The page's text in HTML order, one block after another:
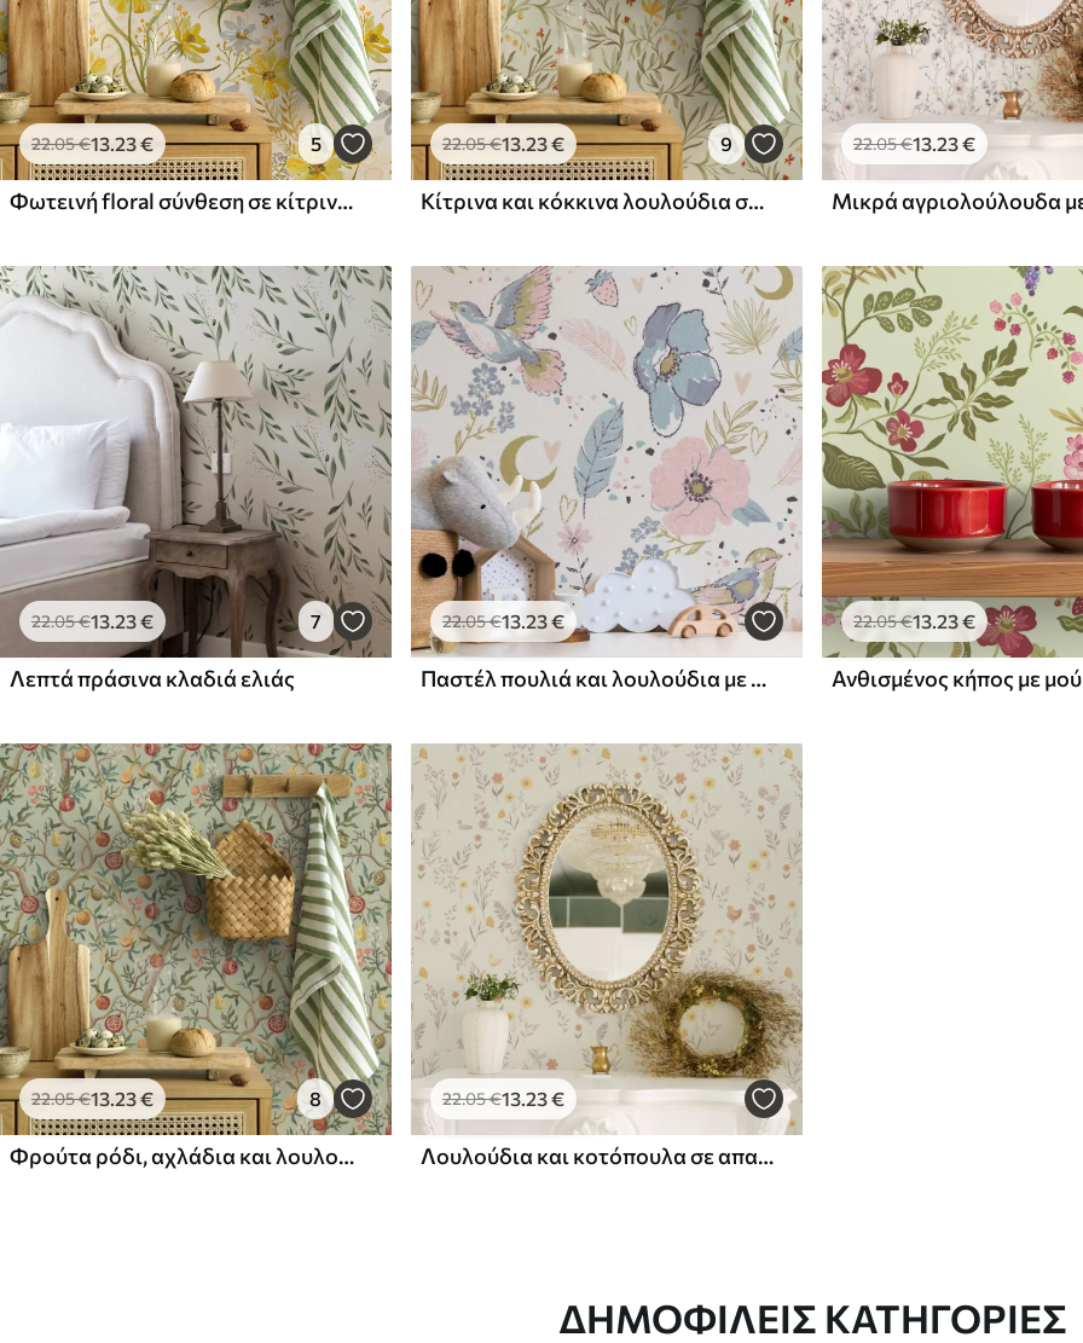
44 .9826.99€/m² 56.67 34 .00 € /m² 65.0039.00€/m²
22.05€13.23€ 5
Φωτεινή floral σύνθεση σε κίτρινο χρώμα
22.05€13.23€ 9
Κίτρινα και κόκκινα λουλούδια σε ανοιχτό πράσινο φόντο
22.05€13.23€
22.05€13.23€ 7
Λεπτά πράσινα κλαδιά ελιάς
22.05€13.23€
Παστέλ πουλιά και λουλούδια με μισοφέγγαρα σε λευκό φόντο
22.05€13.23€
22.05€13.23€ 8
Φρούτα ρόδι, αχλάδια και λουλούδια σε ανοιχτό πράσινο φόντο
22.05€13.23€
Λουλούδια και κοτόπουλα σε απαλές παστέλ αποχρώσεις
ΔΗΜΟΦΙΛΕΊΣ ΚΑΤΗΓΟΡΊΕΣ